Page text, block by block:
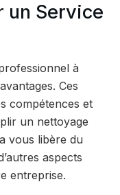
un Service
à
Ces
compétences et
un nettoyage
vous libère du
aspects
entreprise.